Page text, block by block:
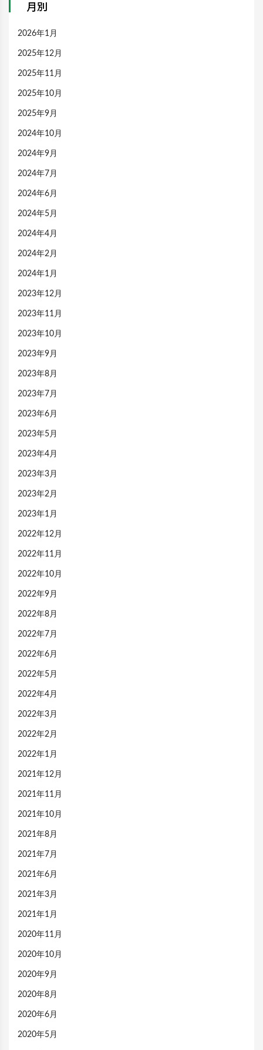
月別
2026年1月
2025年12月
2025年11月
2025年10月
2025年9月
2024年10月
2024年9月
2024年7月
2024年6月
2024年5月
2024年4月
2024年2月
2024年1月
2023年12月
2023年11月
2023年10月
2023年9月
2023年8月
2023年7月
2023年6月
2023年5月
2023年4月
2023年3月
2023年2月
2023年1月
2022年12月
2022年11月
2022年10月
2022年9月
2022年8月
2022年7月
2022年6月
2022年5月
2022年4月
2022年3月
2022年2月
2022年1月
2021年12月
2021年11月
2021年10月
2021年8月
2021年7月
2021年6月
2021年3月
2021年1月
2020年11月
2020年10月
2020年9月
2020年8月
2020年6月
2020年5月